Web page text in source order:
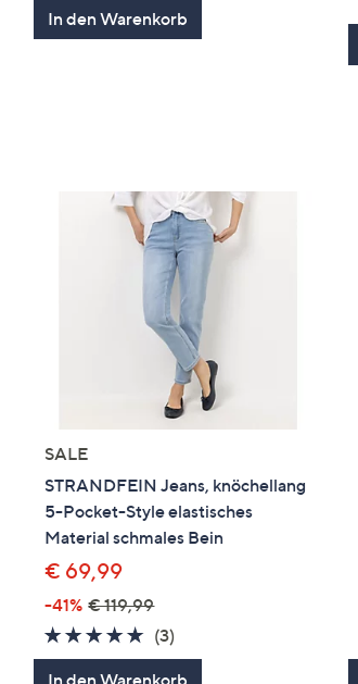
5
In den Warenkorb
SALE
STRANDFEIN Jeans, knöchellang
5-Pocket-Style elastisches
Material schmales Bein
€ 69,99
-41% € 119,99
4.7
von
(3)
Bewertungen